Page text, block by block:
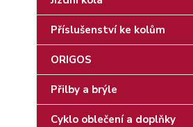
Příslušenství ke kolům
ORIGOS
Přilby a brýle
Cyklo oblečení a doplňky